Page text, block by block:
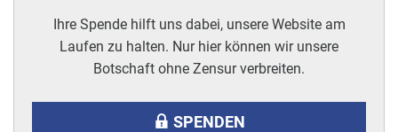
Ihre Spende hilft uns dabei, unsere Website am
Laufen zu halten. Nur hier können wir unsere
Botschaft ohne Zensur verbreiten.
SPENDEN